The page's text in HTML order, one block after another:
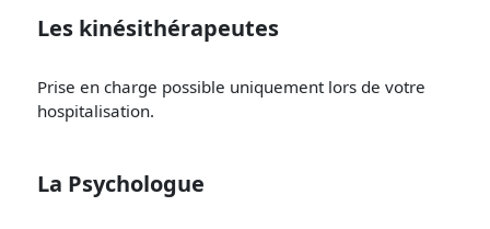
Les kinésithérapeutes
Prise en charge possible uniquement lors de votre
hospitalisation.
La Psychologue